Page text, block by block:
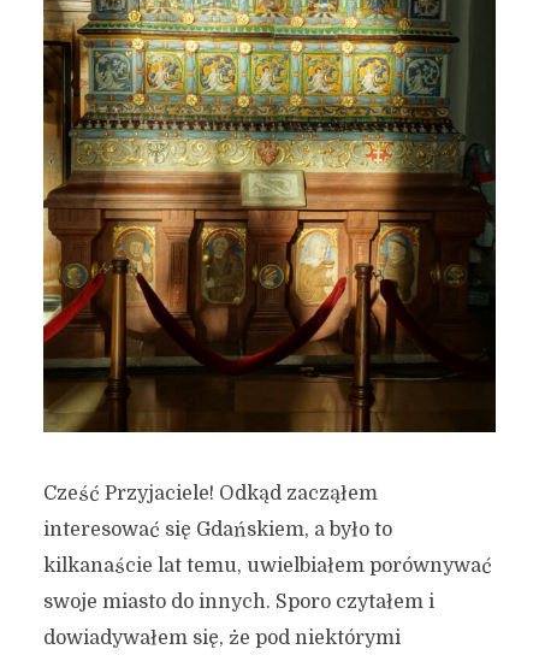
Cześć Przyjaciele! Odkąd zacząłem
interesować się Gdańskiem, a było to
kilkanaście lat temu, uwielbiałem porównywać
swoje miasto do innych. Sporo czytałem i
dowiadywałem się, że pod niektórymi